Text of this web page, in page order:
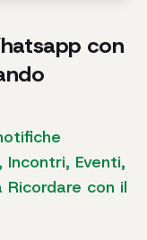
con
Eventi,
con il